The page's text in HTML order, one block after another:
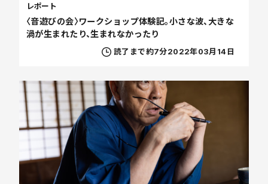
〈音遊びの会〉ワークショップ体験記。小さな波、大きな
渦が生まれたり、生まれなかったり
レポート
読了まで約7分2022年03月14日